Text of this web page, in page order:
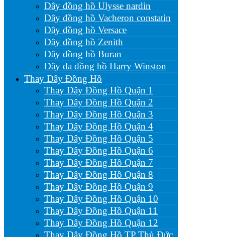
Dây đồng hồ Ulysse nardin
Dây đồng hồ Vacheron constatin
Dây đồng hồ Versace
Dây đồng hồ Zenith
Dây đồng hồ Buran
Dây da đồng hồ Harry Winston
Thay Dây Đồng Hồ
Thay Dây Đồng Hồ Quận 1
Thay Dây Đồng Hồ Quận 2
Thay Dây Đồng Hồ Quận 3
Thay Dây Đồng Hồ Quận 4
Thay Dây Đồng Hồ Quận 5
Thay Dây Đồng Hồ Quận 6
Thay Dây Đồng Hồ Quận 7
Thay Dây Đồng Hồ Quận 8
Thay Dây Đồng Hồ Quận 9
Thay Dây Đồng Hồ Quận 10
Thay Dây Đồng Hồ Quận 11
Thay Dây Đồng Hồ Quận 12
Thay Dây Đồng Hồ TP Thủ Đức